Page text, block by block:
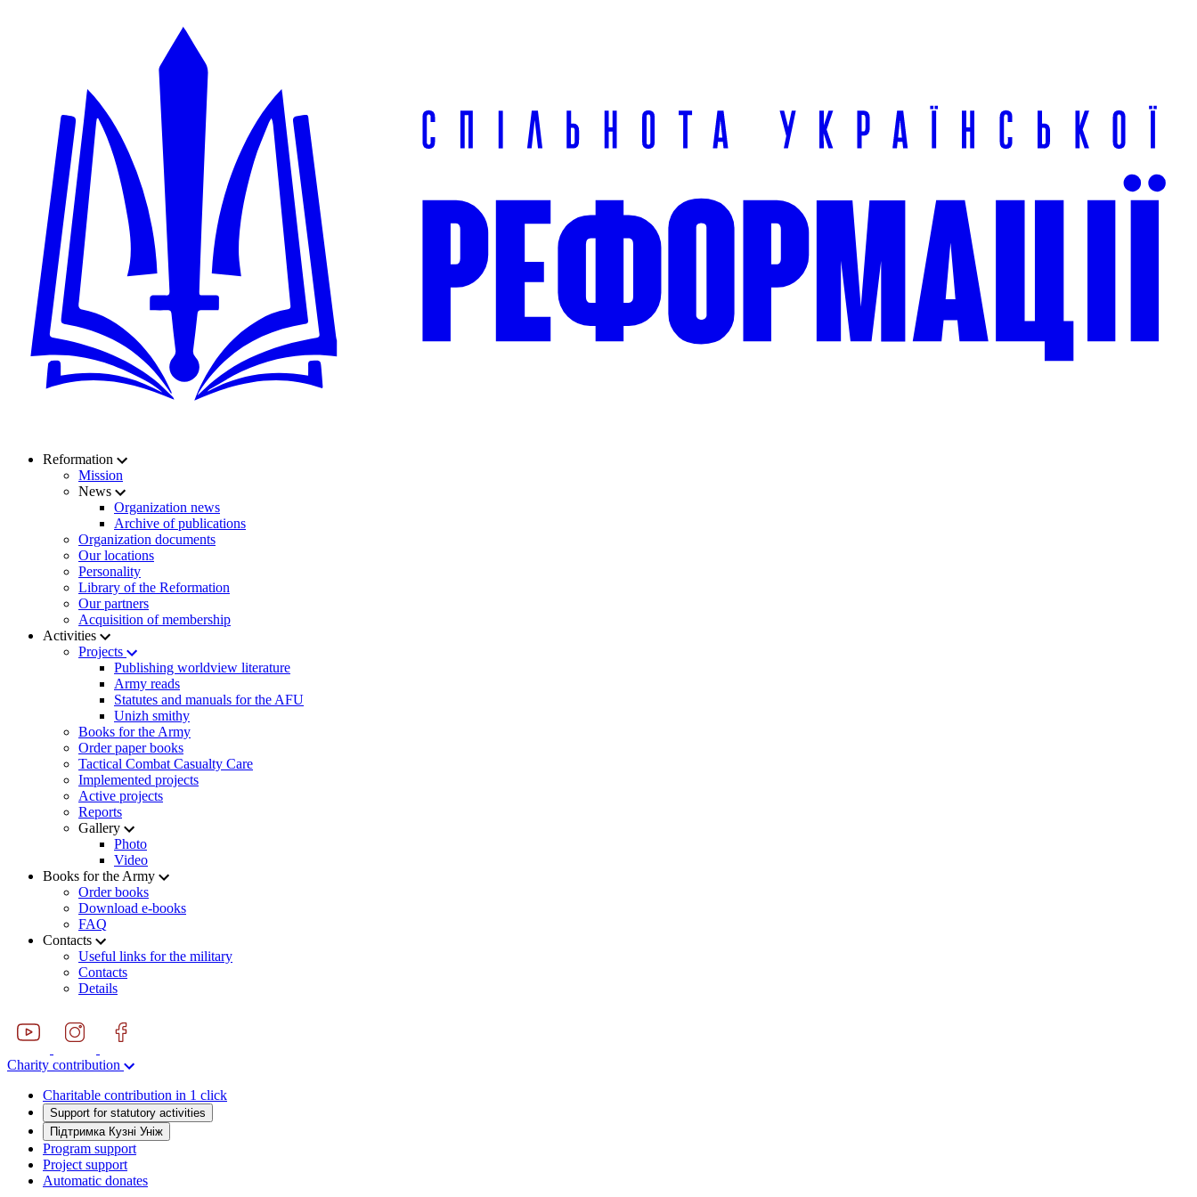
Reformation
Mission
News
Organization news
Archive of publications
Organization documents
Our locations
Personality
Library of the Reformation
Our partners
Acquisition of membership
Activities
Projects
Publishing worldview literature
Army reads
Statutes and manuals for the AFU
Unizh smithy
Books for the Army
Order paper books
Tactical Combat Casualty Care
Implemented projects
Active projects
Reports
Gallery
Photo
Video
Books for the Army
Order books
Download e-books
FAQ
Contacts
Useful links for the military
Contacts
Details
Charity contribution
Charitable contribution in 1 click
Support for statutory activities
Підтримка Кузні Уніж
Program support
Project support
Automatic donates